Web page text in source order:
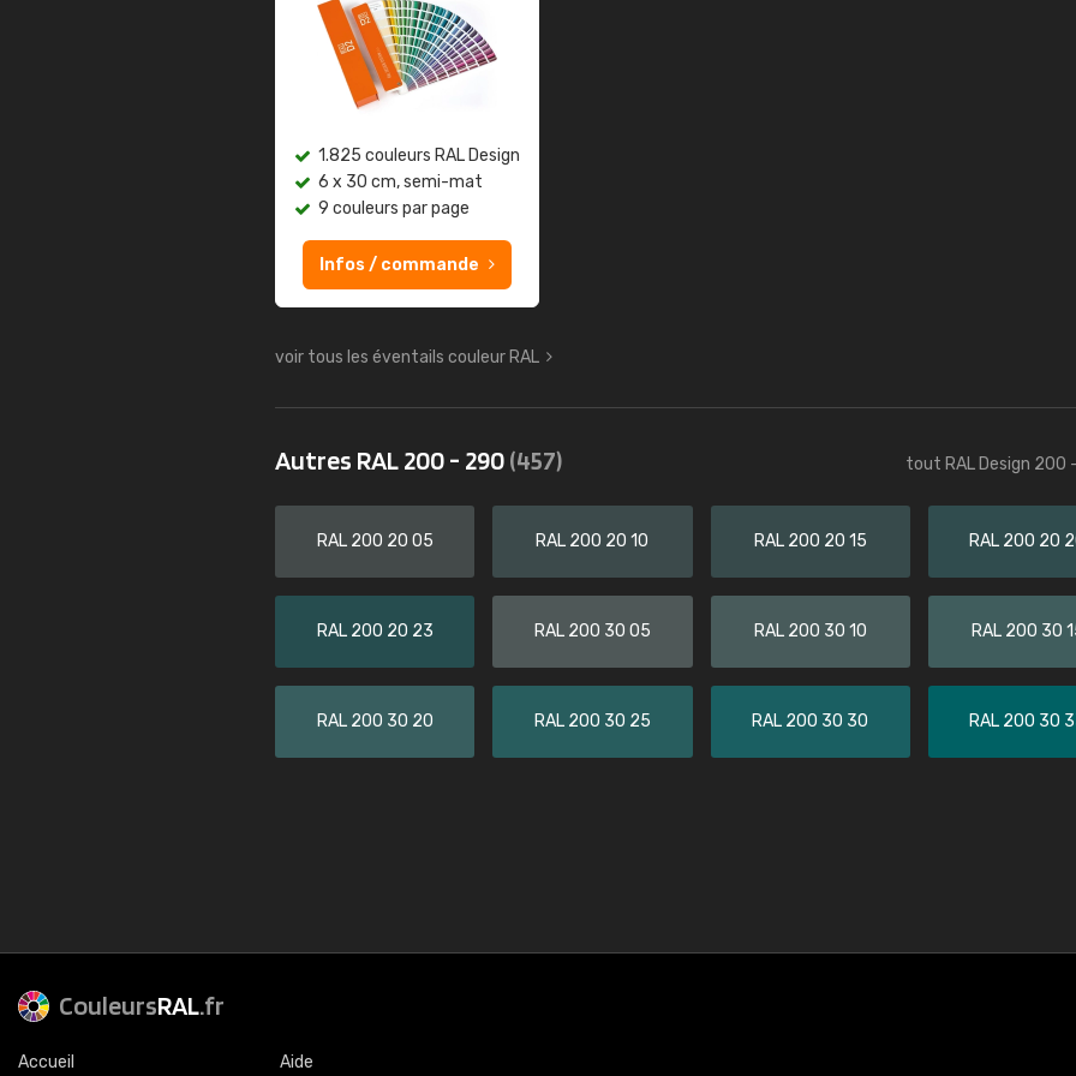
1.825 couleurs RAL Design
6 x 30 cm, semi-mat
9 couleurs par page
Infos / commande
voir tous les éventails couleur RAL
Autres RAL 200 - 290(457) tout RAL Design 200
RAL 200 20 05 RAL 200 20 10 RAL 200 20 15 RAL 200 20
RAL 200 20 23 RAL 200 30 05 RAL 200 30 10 RAL 200 30
RAL 200 30 20 RAL 200 30 25 RAL 200 30 30 RAL 200 30
CouleursRAL.fr
Accueil Aide